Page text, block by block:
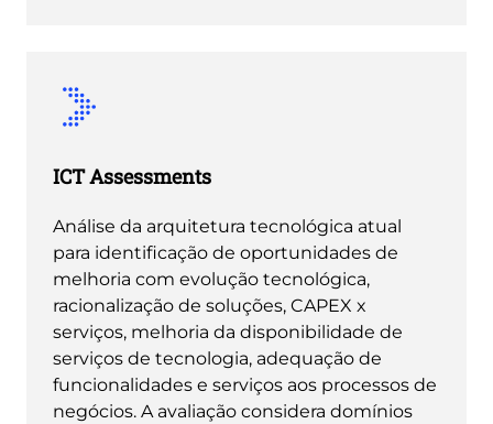
ICT Assessments
Análise da arquitetura tecnológica atual
para identificação de oportunidades de
melhoria com evolução tecnológica,
racionalização de soluções, CAPEX x
serviços, melhoria da disponibilidade de
serviços de tecnologia, adequação de
funcionalidades e serviços aos processos de
negócios. A avaliação considera domínios